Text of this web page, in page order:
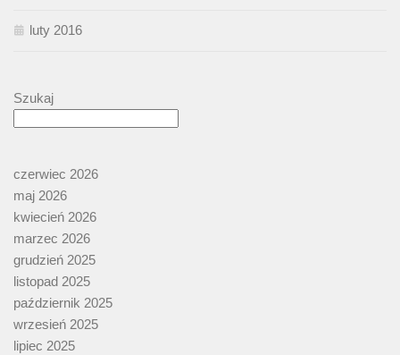
luty 2016
Szukaj
czerwiec 2026
maj 2026
kwiecień 2026
marzec 2026
grudzień 2025
listopad 2025
październik 2025
wrzesień 2025
lipiec 2025